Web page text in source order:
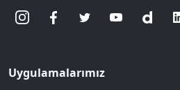
Uygulamalarımız